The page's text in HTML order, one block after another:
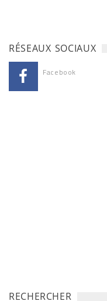
RÉSEAUX SOCIAUX
Facebook
RECHERCHER